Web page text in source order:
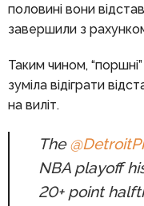
половині вони
завершили з
Таким чином,
зуміла відіграти
на виліт.
The
NBA playoff
20+ point